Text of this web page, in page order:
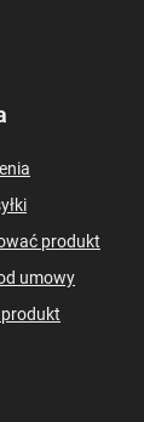
produkt
umowy